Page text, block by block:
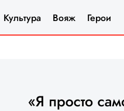
Культура Вояж Герои